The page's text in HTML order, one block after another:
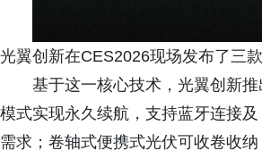
光翼创新在CES2026现场发布了三
基于这一核心技术，光翼创新
模式实现永久续航，支持蓝牙连接
需求；卷轴式便携式光伏可收卷收